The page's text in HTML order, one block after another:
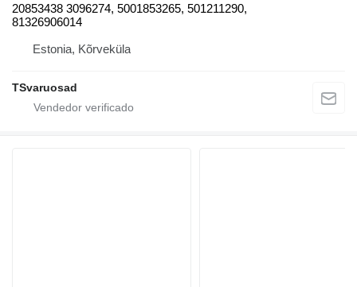
20853438 3096274, 5001853265, 501211290,
81326906014
Estonia, Kõrveküla
TSvaruosad